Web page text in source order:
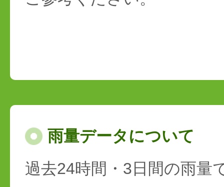
雨量データについて
過去24時間・3日間の雨量